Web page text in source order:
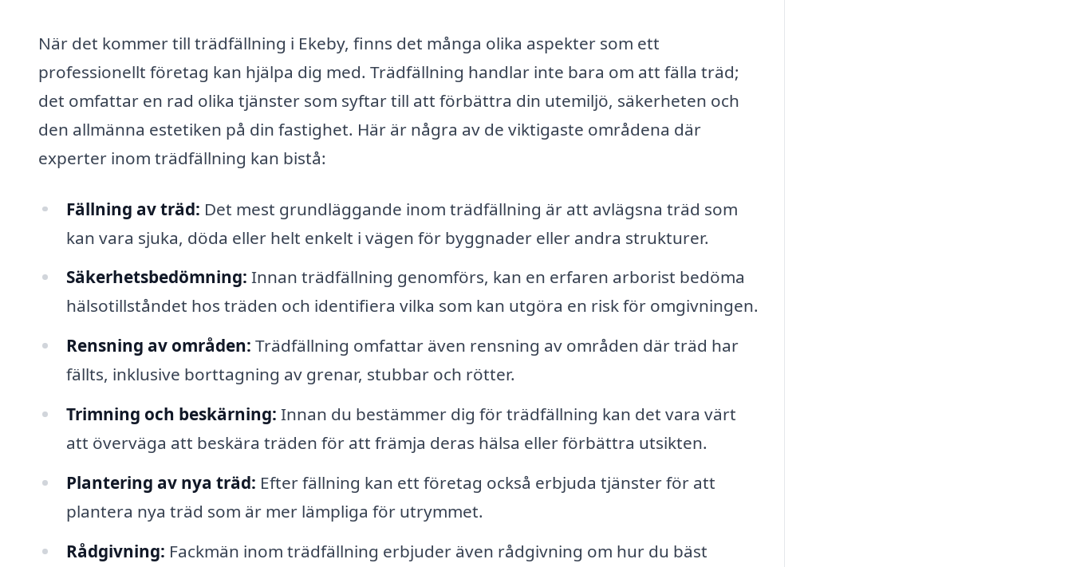
När det kommer till trädfällning i Ekeby, finns det många olika aspekter som ett
professionellt företag kan hjälpa dig med. Trädfällning handlar inte bara om att fälla träd;
det omfattar en rad olika tjänster som syftar till att förbättra din utemiljö, säkerheten och
den allmänna estetiken på din fastighet. Här är några av de viktigaste områdena där
experter inom trädfällning kan bistå:
Fällning av träd: Det mest grundläggande inom trädfällning är att avlägsna träd som
kan vara sjuka, döda eller helt enkelt i vägen för byggnader eller andra strukturer.
Säkerhetsbedömning: Innan trädfällning genomförs, kan en erfaren arborist bedöma
hälsotillståndet hos träden och identifiera vilka som kan utgöra en risk för omgivningen.
Rensning av områden: Trädfällning omfattar även rensning av områden där träd har
fällts, inklusive borttagning av grenar, stubbar och rötter.
Trimning och beskärning: Innan du bestämmer dig för trädfällning kan det vara värt
att överväga att beskära träden för att främja deras hälsa eller förbättra utsikten.
Plantering av nya träd: Efter fällning kan ett företag också erbjuda tjänster för att
plantera nya träd som är mer lämpliga för utrymmet.
Rådgivning: Fackmän inom trädfällning erbjuder även rådgivning om hur du bäst